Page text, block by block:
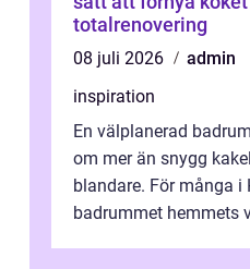
totalrenovering
08 juli 2026
admin
inspiration
En välplanerad
om mer än snygg
blandare. För många i
badrummet hemmets